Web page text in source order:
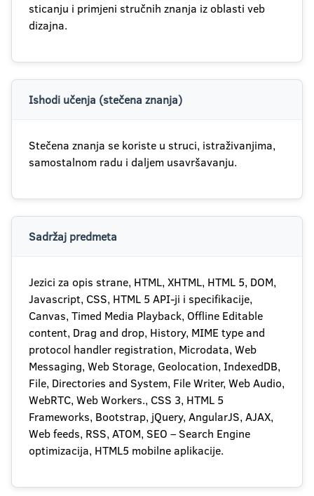
sticanju i primjeni stručnih znanja iz oblasti veb
dizajna.
Ishodi učenja (stečena znanja)
Stečena znanja se koriste u struci, istraživanjima,
samostalnom radu i daljem usavršavanju.
Sadržaj predmeta
Jezici za opis strane, HTML, XHTML, HTML 5, DOM,
Javascript, CSS, HTML 5 API-ji i specifikacije,
Canvas, Timed Media Playback, Offline Editable
content, Drag and drop, History, MIME type and
protocol handler registration, Microdata, Web
Messaging, Web Storage, Geolocation, IndexedDB,
File, Directories and System, File Writer, Web Audio,
WebRTC, Web Workers., CSS 3, HTML 5
Frameworks, Bootstrap, jQuery, AngularJS, AJAX,
Web feeds, RSS, ATOM, SEO – Search Engine
optimizacija, HTML5 mobilne aplikacije.